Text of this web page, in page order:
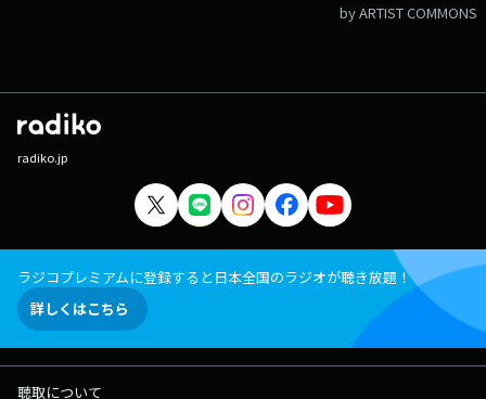
by ARTIST COMMONS
radiko.jp
ラジコプレミアムに登録すると日本全国のラジオが聴き放題！
詳しくはこちら
聴取について